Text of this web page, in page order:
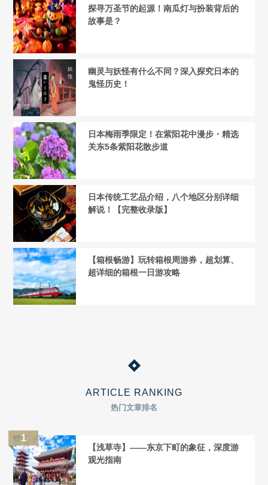
探寻万圣节的起源！南瓜灯与扮装背后的
故事是？
幽灵与妖怪有什么不同？深入探究日本的
鬼怪历史！
日本梅雨季限定！在紫阳花中漫步・精选
关东5条紫阳花散步道
日本传统工艺品介绍，八个地区分别详细
解说！【完整收录版】
【箱根畅游】玩转箱根周游券，超划算、
超详细的箱根一日游攻略
ARTICLE RANKING
热门文章排名
【浅草寺】——东京下町的象征，深度游
观光指南